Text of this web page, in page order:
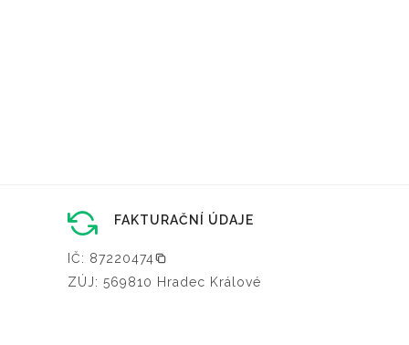
FAKTURAČNÍ ÚDAJE
IČ: 87220474
ZÚJ: 569810 Hradec Králové